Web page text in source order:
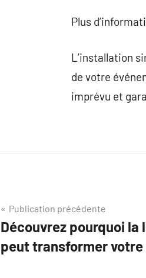
Plus
L’installation
de votre
imprévu et
Navigation
de
l’article
Publication précédente
Découvrez pourquoi la
peut transformer votre